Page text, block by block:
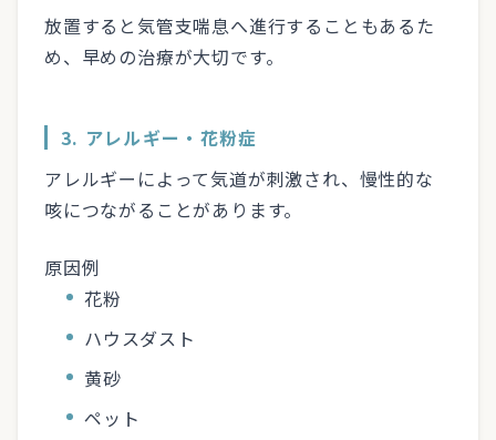
放置すると気管支喘息へ進行することもあるた
め、早めの治療が大切です。
3. アレルギー・花粉症
アレルギーによって気道が刺激され、慢性的な
咳につながることがあります。
原因例
花粉
ハウスダスト
黄砂
ペット